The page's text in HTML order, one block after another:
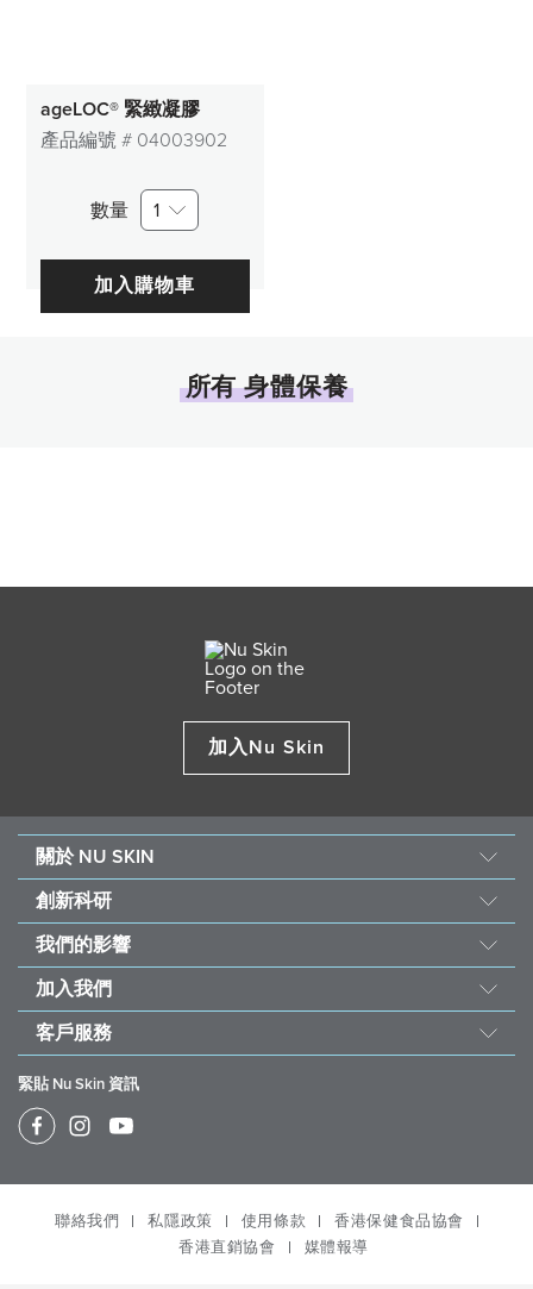
ageLOC® 緊緻凝膠
產品編號 # 04003902
數量 1
加入購物車
所有 身體保養
加入Nu Skin
關於 NU SKIN
Nu Skin 誕生
關於如新
大事紀
就是愛得獎
經營團隊
創新科研
產品科研
Nu Skin 全球抗衰老科研顧問團
6S 品質措施
PHARMANEX® 產品理念
ageLOC® 科學
極地植萃主義
Prysm iO
我們的影響
善的力量基金會
可持續發展
受飢兒滋養計劃
關愛社會
加入我們
加入 Nu Skin
自動訂貨計劃
銷售績效計劃
Nu Skin Vera®
Nu Skin Stela & Nu Skin Connect
客戶服務
媒體報導
家用美容儀保修條款及細則
物流政策； 退貨退款政策、更換政策及未領取/ 未能送達產
緊貼 Nu Skin 資訊
聯絡我們 私隱政策 使用條款
香港保健食品協會
香港直銷協會
媒體報導